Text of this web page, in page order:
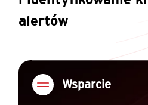
alertów
Wsparcie